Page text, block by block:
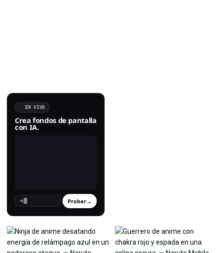
EN VIVO
Crea fondos de pantalla
con IA.
› Probar→